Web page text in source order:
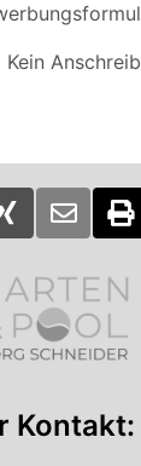
Kein
Kontakt: